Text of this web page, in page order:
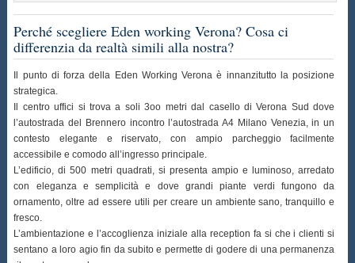
Perché scegliere Eden working Verona? Cosa ci
differenzia da realtà simili alla nostra?
Il punto di forza della Eden Working Verona è innanzitutto la posizione
strategica.
Il centro uffici si trova a soli 3oo metri dal casello di Verona Sud dove
l’autostrada del Brennero incontro l’autostrada A4 Milano Venezia, in un
contesto elegante e riservato, con ampio parcheggio facilmente
accessibile e comodo all’ingresso principale.
L’edificio, di 500 metri quadrati, si presenta ampio e luminoso, arredato
con eleganza e semplicità e dove grandi piante verdi fungono da
ornamento, oltre ad essere utili per creare un ambiente sano, tranquillo e
fresco.
L’ambientazione e l’accoglienza iniziale alla reception fa si che i clienti si
sentano a loro agio fin da subito e permette di godere di una permanenza